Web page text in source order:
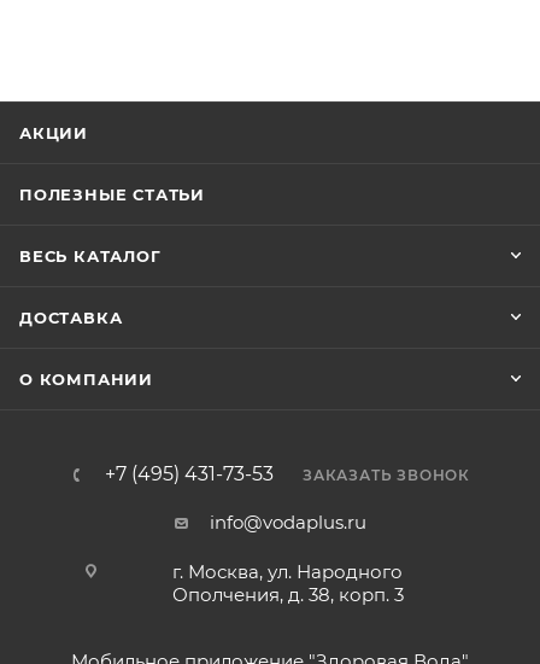
АКЦИИ
ПОЛЕЗНЫЕ СТАТЬИ
ВЕСЬ КАТАЛОГ
ДОСТАВКА
О КОМПАНИИ
+7 (495) 431-73-53 ЗАКАЗАТЬ ЗВОНОК
info@vodaplus.ru
г. Москва, ул. Народного
Ополчения, д. 38, корп. 3